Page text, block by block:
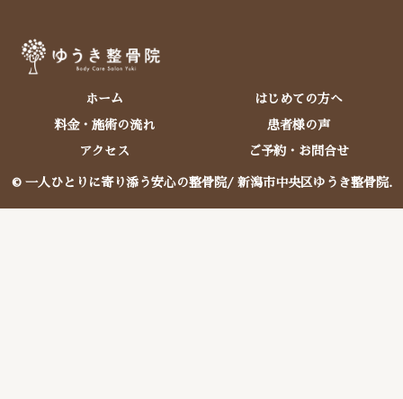
ホーム はじめての方へ
料金・施術の流れ 患者様の声
アクセス ご予約・お問合せ
© 一人ひとりに寄り添う安心の整骨院/ 新潟市中央区ゆうき整骨院.